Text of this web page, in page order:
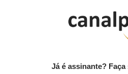
Já é assinante? Faça